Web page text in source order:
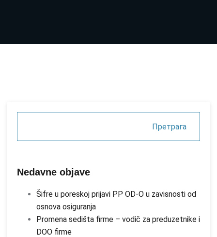
Претрага
Nedavne objave
Šifre u poreskoj prijavi PP OD-O u zavisnosti od
osnova osiguranja
Promena sedišta firme – vodič za preduzetnike i
DOO firme